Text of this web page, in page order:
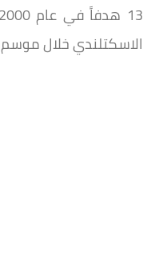
الاسكتلندي خلال موسم 2003-2004.